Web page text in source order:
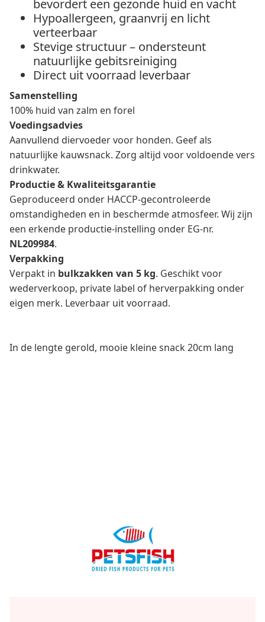
bevordert een gezonde huid en vacht
Hypoallergeen, graanvrij en licht
verteerbaar
Stevige structuur – ondersteunt
natuurlijke gebitsreiniging
Direct uit voorraad leverbaar
Samenstelling
100% huid van zalm en forel
Voedingsadvies
Aanvullend diervoeder voor honden. Geef als
natuurlijke kauwsnack. Zorg altijd voor voldoende vers
drinkwater.
Productie & Kwaliteitsgarantie
Geproduceerd onder HACCP-gecontroleerde
omstandigheden en in beschermde atmosfeer. Wij zijn
een erkende productie-instelling onder EG-nr.
NL209984.
Verpakking
Verpakt in bulkzakken van 5 kg. Geschikt voor
wederverkoop, private label of herverpakking onder
eigen merk. Leverbaar uit voorraad.
In de lengte gerold, mooie kleine snack 20cm lang